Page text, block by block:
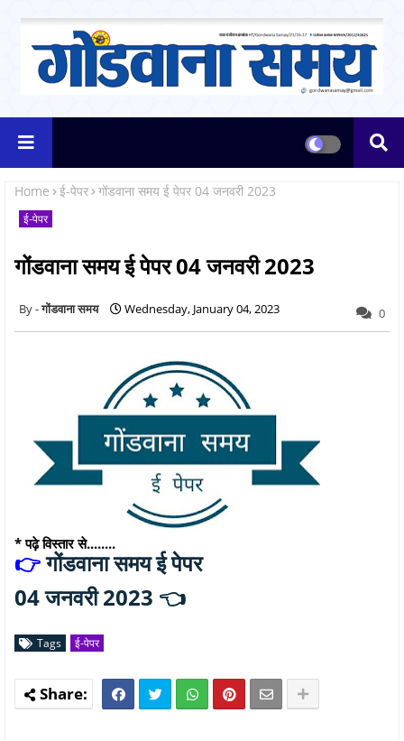
Home ई-पेपर गोंडवाना समय ई पेपर 04 जनवरी 2023
ई-पेपर
गोंडवाना समय ई पेपर 04 जनवरी 2023
गोंडवाना समय Wednesday, January 04, 2023 0
* पढ़े विस्तार से........
👉गोंडवाना समय ई पेपर
04 जनवरी 2023 👈
Tags ई-पेपर